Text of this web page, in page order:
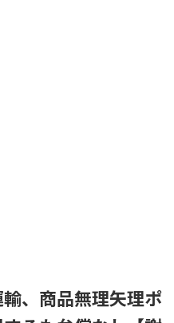
輸、商品無理矢理ポ